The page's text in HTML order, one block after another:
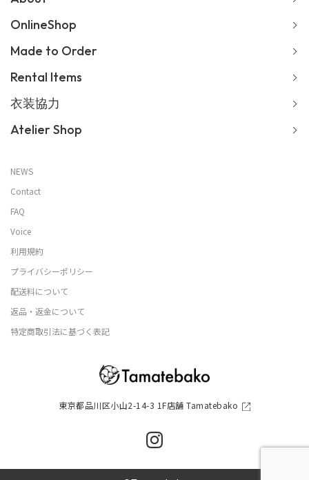
東京都品川区小山2-14-3 1F店舗 Tamatebako
OnlineShop
Made to Order
Rental Items
衣装協力
Atelier Shop
NEWS
Contact
FAQ
Voice
利用規約
プライバシーポリシー
配送料について
返品・返金について
特定商取引法に基づく表記